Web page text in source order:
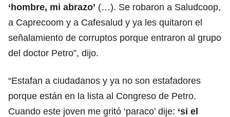
‘hombre, mi abrazo’ (…). Se robaron a Saludcoop,
a Caprecoom y a Cafesalud y ya les quitaron el
señalamiento de corruptos porque entraron al grupo
del doctor Petro”, dijo.
“Estafan a ciudadanos y ya no son estafadores
porque están en la lista al Congreso de Petro.
Cuando este joven me gritó ‘paraco’ dije: ‘si el